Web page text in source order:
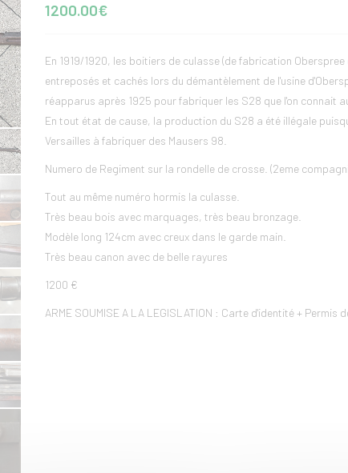
1200.00€
En 1919/1920, les boitiers de culasse (de fabrication
entreposés et cachés lors du démantèlement de l'usine
réapparus après 1925 pour fabriquer les S28 que l'on connait
En tout état de cause, la production du S28 a été illégale
Versailles à fabriquer des Mausers 98.
Numero de Regiment sur la rondelle de crosse. (2eme
Tout au même numéro hormis la culasse.
Très beau bois avec marquages, très beau bronzage.
Modèle long 124cm avec creux dans le garde main.
Très beau canon avec de belle rayures
1200 €
ARME SOUMISE A LA LEGISLATION : Carte d'identité +